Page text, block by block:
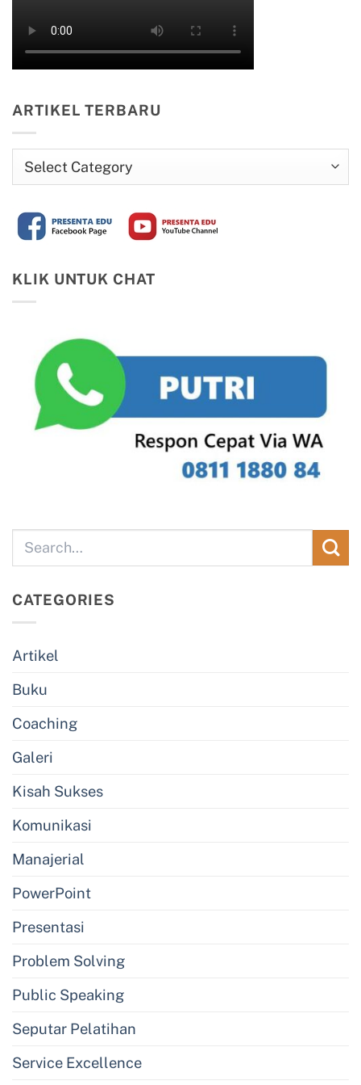
ARTIKEL TERBARU
Terbaru
KLIK UNTUK CHAT
CATEGORIES
Artikel
Buku
Coaching
Galeri
Kisah Sukses
Komunikasi
Manajerial
PowerPoint
Presentasi
Problem Solving
Public Speaking
Seputar Pelatihan
Service Excellence